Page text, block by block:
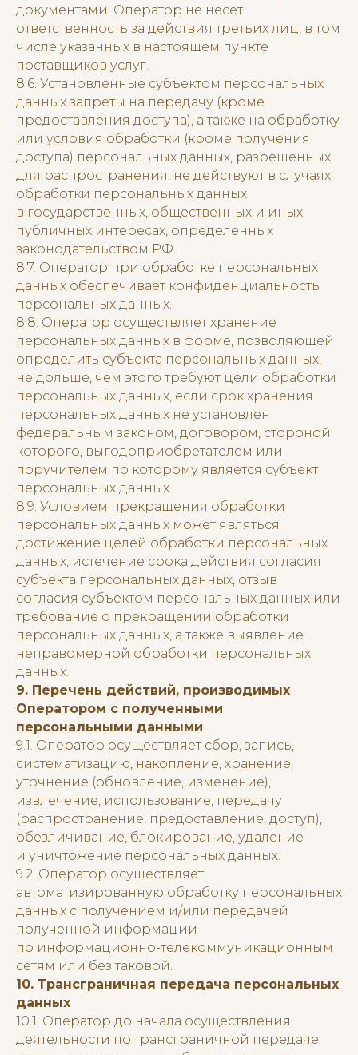
документами. Оператор не несет
ответственность за действия третьих лиц, в том
числе указанных в настоящем пункте
поставщиков услуг.
8.6. Установленные субъектом персональных
данных запреты на передачу (кроме
предоставления доступа), а также на обработку
или условия обработки (кроме получения
доступа) персональных данных, разрешенных
для распространения, не действуют в случаях
обработки персональных данных
в государственных, общественных и иных
публичных интересах, определенных
законодательством РФ.
8.7. Оператор при обработке персональных
данных обеспечивает конфиденциальность
персональных данных.
8.8. Оператор осуществляет хранение
персональных данных в форме, позволяющей
определить субъекта персональных данных,
не дольше, чем этого требуют цели обработки
персональных данных, если срок хранения
персональных данных не установлен
федеральным законом, договором, стороной
которого, выгодоприобретателем или
поручителем по которому является субъект
персональных данных.
8.9. Условием прекращения обработки
персональных данных может являться
достижение целей обработки персональных
данных, истечение срока действия согласия
субъекта персональных данных, отзыв
согласия субъектом персональных данных или
требование о прекращении обработки
персональных данных, а также выявление
неправомерной обработки персональных
данных.
9. Перечень действий, производимых
Оператором с полученными
персональными данными
9.1. Оператор осуществляет сбор, запись,
систематизацию, накопление, хранение,
уточнение (обновление, изменение),
извлечение, использование, передачу
(распространение, предоставление, доступ),
обезличивание, блокирование, удаление
и уничтожение персональных данных.
9.2. Оператор осуществляет
автоматизированную обработку персональных
данных с получением и/или передачей
полученной информации
по информационно-телекоммуникационным
сетям или без таковой.
10. Трансграничная передача персональных
данных
10.1. Оператор до начала осуществления
деятельности по трансграничной передаче